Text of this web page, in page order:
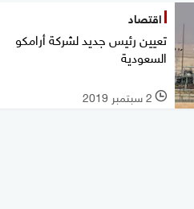
اقتصاد
تعيين رئيس جديد لشركة أرامكو
السعودية
l 2 سبتمبر 2019